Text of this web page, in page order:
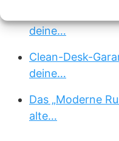
deine…
Clean-Desk-
deine…
Das „Moderne
alte…